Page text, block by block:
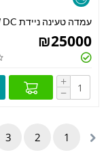
עמדה טעינה ניידת 40KW DC
₪25000
+
−
1
2
3